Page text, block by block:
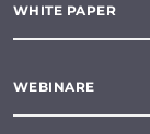
WHITE PAPER
WEBINARE